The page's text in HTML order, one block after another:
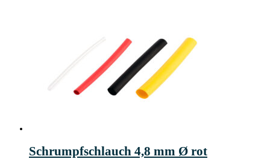
Schrumpfschlauch 4,8 mm Ø rot